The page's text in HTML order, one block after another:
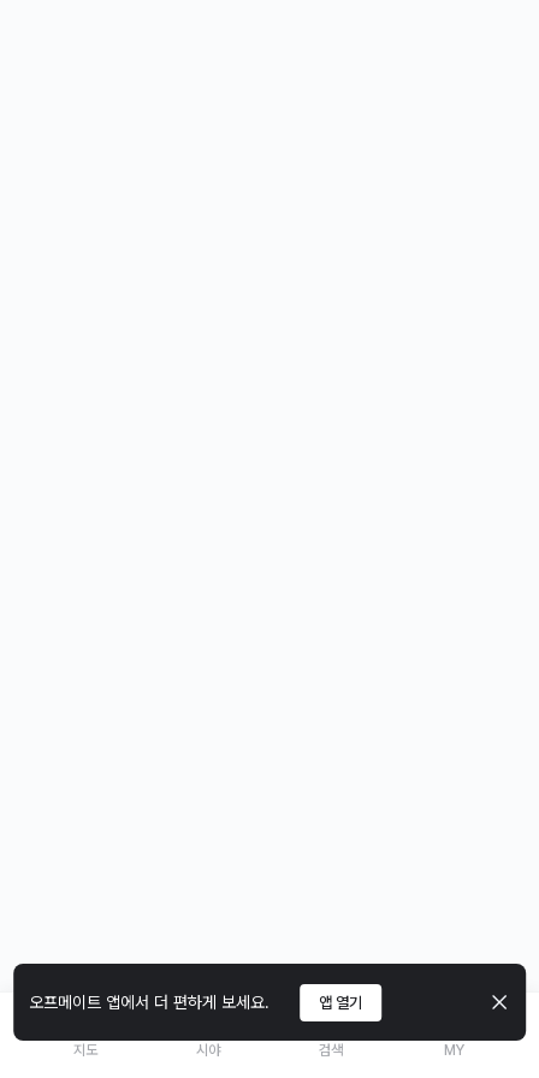
오프메이트 앱에서 더 편하게 보세요. 앱 열기
지도 시야 검색 MY